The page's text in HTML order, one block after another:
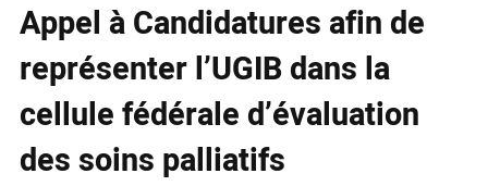
Appel à Candidatures afin de
représenter l’UGIB dans la
cellule fédérale d’évaluation
des soins palliatifs